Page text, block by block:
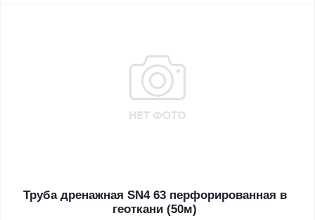
Труба дренажная SN4 63 перфорированная в
геоткани (50м)